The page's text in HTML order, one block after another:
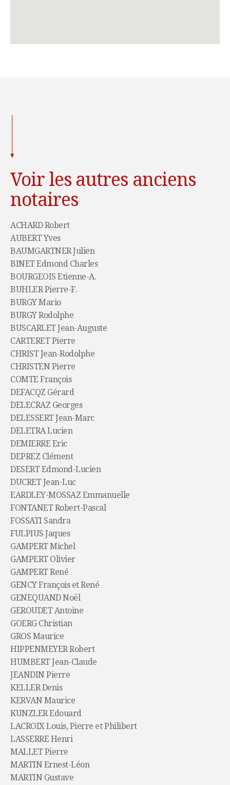
Voir les autres anciens
notaires
ACHARD Robert
AUBERT Yves
BAUMGARTNER Julien
BINET Edmond Charles
BOURGEOIS Etienne-A.
BUHLER Pierre-F.
BURGY Mario
BURGY Rodolphe
BUSCARLET Jean-Auguste
CARTERET Pierre
CHRIST Jean-Rodolphe
CHRISTEN Pierre
COMTE François
DEFACQZ Gérard
DELECRAZ Georges
DELESSERT Jean-Marc
DELETRA Lucien
DEMIERRE Eric
DEPREZ Clément
DESERT Edmond-Lucien
DUCRET Jean-Luc
EARDLEY-MOSSAZ Emmanuelle
FONTANET Robert-Pascal
FOSSATI Sandra
FULPIUS Jaques
GAMPERT Michel
GAMPERT Olivier
GAMPERT René
GENCY François et René
GENEQUAND Noël
GEROUDET Antoine
GOERG Christian
GROS Maurice
HIPPENMEYER Robert
HUMBERT Jean-Claude
JEANDIN Pierre
KELLER Denis
KERVAN Maurice
KUNZLER Edouard
LACROIX Louis, Pierre et Philibert
LASSERRE Henri
MALLET Pierre
MARTIN Ernest-Léon
MARTIN Gustave